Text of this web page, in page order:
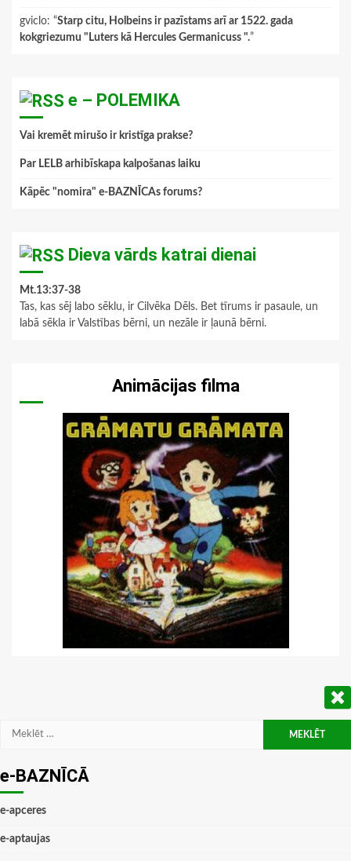
gviclo: “Starp citu, Holbeins ir pazīstams arī ar 1522. gada
kokgriezumu "Luters kā Hercules Germanicuss ".”
e – POLEMIKA
Vai kremēt mirušo ir kristīga prakse?
Par LELB arhibīskapa kalpošanas laiku
Kāpēc "nomira" e-BAZNĪCAs forums?
Dieva vārds katrai dienai
Mt.13:37-38
Tas, kas sēj labo sēklu, ir Cilvēka Dēls. Bet tīrums ir pasaule, un
labā sēkla ir Valstības bērni, un nezāle ir ļaunā bērni.
Animācijas filma
Meklēt:
e-BAZNĪCĀ
e-apceres
e-aptaujas